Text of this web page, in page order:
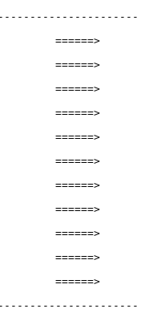
======>
======>
======>
======>
======>
======>
======>
======>
======>
======>
======>